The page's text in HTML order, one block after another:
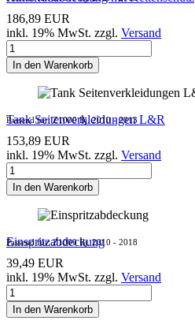
186,89 EUR
inkl. 19% MwSt. zzgl. Versand
In den Warenkorb
Tank Seitenverkleidungen L&R
Passend für: Z1000 Bj. 2010 - 2013
153,89 EUR
inkl. 19% MwSt. zzgl. Versand
In den Warenkorb
Einspritzabdeckung
Passend für: Z1000 Bj. 2010 - 2018
39,49 EUR
inkl. 19% MwSt. zzgl. Versand
In den Warenkorb